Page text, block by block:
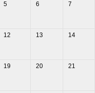
5 6 7
12 13 14
19 20 21